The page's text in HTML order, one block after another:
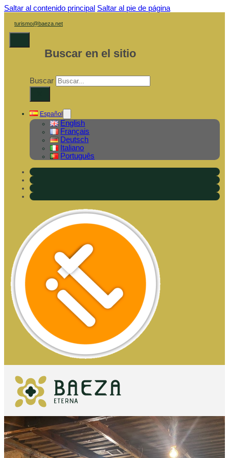
Saltar al contenido principal Saltar al pie de página
turismo@baeza.net
Buscar en el sitio
Buscar
Español
English
Français
Deutsch
Italiano
Português
QUÉ VER
IMPRESCINDIBLES
QUÉ